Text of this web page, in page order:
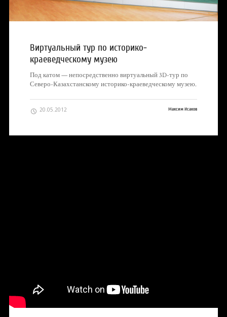
Виртуальный тур по историко-
краеведческому музею
Под катом — непосредственно виртуальный 3D-тур по
Северо-Казахстанскому историко-краеведческому музею.
20.05.2012 Максим Исаков